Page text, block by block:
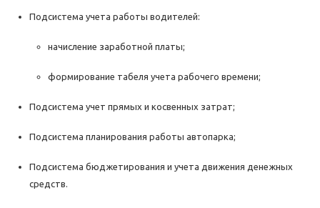
Подсистема учета работы водителей:
начисление заработной платы;
формирование табеля учета рабочего времени;
Подсистема учет прямых и косвенных затрат;
Подсистема планирования работы автопарка;
Подсистема бюджетирования и учета движения денежных
средств.